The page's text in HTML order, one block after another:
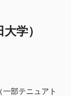
学）
部テニュアト